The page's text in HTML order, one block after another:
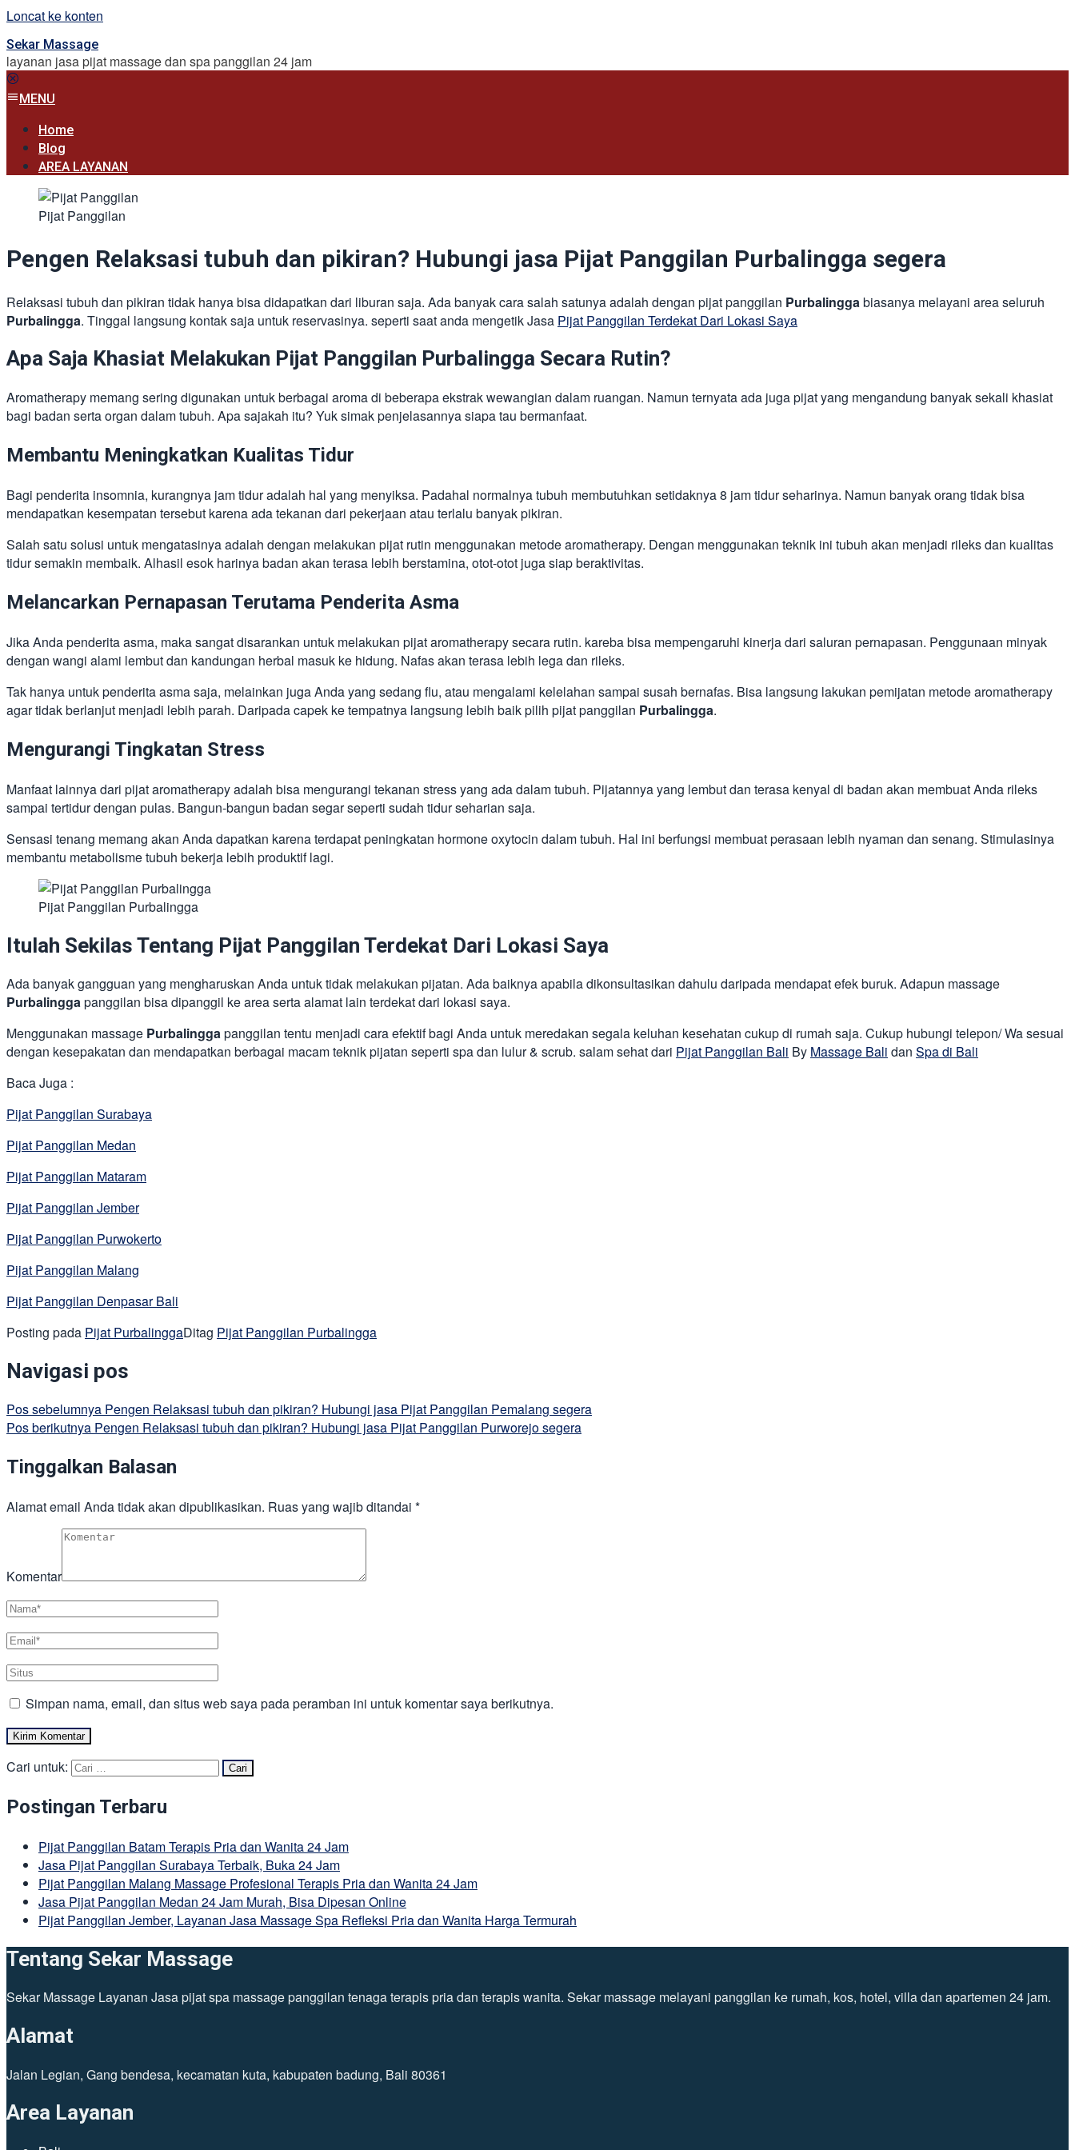
Loncat ke konten
Sekar Massage
layanan jasa pijat massage dan spa panggilan 24 jam
MENU
Home
Blog
AREA LAYANAN
Pijat Panggilan
Pengen Relaksasi tubuh dan pikiran? Hubungi jasa Pijat Panggilan Purbalingga segera
Relaksasi tubuh dan pikiran tidak hanya bisa didapatkan dari liburan saja. Ada banyak cara salah satunya adalah dengan pijat panggilan Purbalinggabiasanya melayani area seluruh
Purbalingga. Tinggal langsung kontak saja untuk reservasinya. seperti saat anda mengetik Jasa Pijat Panggilan Terdekat Dari Lokasi Saya
Apa Saja Khasiat Melakukan Pijat Panggilan Purbalingga Secara Rutin?
Aromatherapy memang sering digunakan untuk berbagai aroma di beberapa ekstrak wewangian dalam ruangan. Namun ternyata ada juga pijat yang mengandung banyak sekali khasiat
bagi badan serta organ dalam tubuh. Apa sajakah itu? Yuk simak penjelasannya siapa tau bermanfaat.
Membantu Meningkatkan Kualitas Tidur
Bagi penderita insomnia, kurangnya jam tidur adalah hal yang menyiksa. Padahal normalnya tubuh membutuhkan setidaknya 8 jam tidur seharinya. Namun banyak orang tidak bisa
mendapatkan kesempatan tersebut karena ada tekanan dari pekerjaan atau terlalu banyak pikiran.
Salah satu solusi untuk mengatasinya adalah dengan melakukan pijat rutin menggunakan metode aromatherapy. Dengan menggunakan teknik ini tubuh akan menjadi rileks dan kualitas
tidur semakin membaik. Alhasil esok harinya badan akan terasa lebih berstamina, otot-otot juga siap beraktivitas.
Melancarkan Pernapasan Terutama Penderita Asma
Jika Anda penderita asma, maka sangat disarankan untuk melakukan pijat aromatherapy secara rutin. kareba bisa mempengaruhi kinerja dari saluran pernapasan. Penggunaan minyak
dengan wangi alami lembut dan kandungan herbal masuk ke hidung. Nafas akan terasa lebih lega dan rileks.
Tak hanya untuk penderita asma saja, melainkan juga Anda yang sedang flu, atau mengalami kelelahan sampai susah bernafas. Bisa langsung lakukan pemijatan metode aromatherapy
agar tidak berlanjut menjadi lebih parah. Daripada capek ke tempatnya langsung lebih baik pilih pijat panggilan Purbalingga.
Mengurangi Tingkatan Stress
Manfaat lainnya dari pijat aromatherapy adalah bisa mengurangi tekanan stress yang ada dalam tubuh. Pijatannya yang lembut dan terasa kenyal di badan akan membuat Anda rileks
sampai tertidur dengan pulas. Bangun-bangun badan segar seperti sudah tidur seharian saja.
Sensasi tenang memang akan Anda dapatkan karena terdapat peningkatan hormone oxytocin dalam tubuh. Hal ini berfungsi membuat perasaan lebih nyaman dan senang. Stimulasinya
membantu metabolisme tubuh bekerja lebih produktif lagi.
Pijat Panggilan Purbalingga
Itulah Sekilas Tentang Pijat Panggilan Terdekat Dari Lokasi Saya
Ada banyak gangguan yang mengharuskan Anda untuk tidak melakukan pijatan. Ada baiknya apabila dikonsultasikan dahulu daripada mendapat efek buruk. Adapun massage
Purbalinggapanggilan bisa dipanggil ke area serta alamat lain terdekat dari lokasi saya.
Menggunakan massage Purbalinggapanggilan tentu menjadi cara efektif bagi Anda untuk meredakan segala keluhan kesehatan cukup di rumah saja. Cukup hubungi telepon/ Wa sesuai
dengan kesepakatan dan mendapatkan berbagai macam teknik pijatan seperti spa dan lulur & scrub. salam sehat dari Pijat Panggilan Bali By Massage Bali dan Spa di Bali
Baca Juga :
Pijat Panggilan Surabaya
Pijat Panggilan Medan
Pijat Panggilan Mataram
Pijat Panggilan Jember
Pijat Panggilan Purwokerto
Pijat Panggilan Malang
Pijat Panggilan Denpasar Bali
Posting pada Pijat PurbalinggaDitag Pijat Panggilan Purbalingga
Navigasi pos
Pos sebelumnya Pengen Relaksasi tubuh dan pikiran? Hubungi jasa Pijat Panggilan Pemalang segera
Pos berikutnya Pengen Relaksasi tubuh dan pikiran? Hubungi jasa Pijat Panggilan Purworejo segera
Tinggalkan Balasan
Alamat email Anda tidak akan dipublikasikan. Ruas yang wajib ditandai *
Komentar
Simpan nama, email, dan situs web saya pada peramban ini untuk komentar saya berikutnya.
Cari untuk:
Postingan Terbaru
Pijat Panggilan Batam Terapis Pria dan Wanita 24 Jam
Jasa Pijat Panggilan Surabaya Terbaik, Buka 24 Jam
Pijat Panggilan Malang Massage Profesional Terapis Pria dan Wanita 24 Jam
Jasa Pijat Panggilan Medan 24 Jam Murah, Bisa Dipesan Online
Pijat Panggilan Jember, Layanan Jasa Massage Spa Refleksi Pria dan Wanita Harga Termurah
Tentang Sekar Massage
Sekar Massage Layanan Jasa pijat spa massage panggilan tenaga terapis pria dan terapis wanita. Sekar massage melayani panggilan ke rumah, kos, hotel, villa dan apartemen 24 jam.
Alamat
Jalan Legian, Gang bendesa, kecamatan kuta, kabupaten badung, Bali 80361
Area Layanan